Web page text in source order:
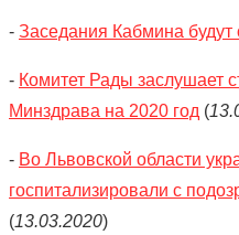
- Заседания Кабмина
- Комитет Рады заслушает
Минздрава на 2020 год (
- Во Львовской области
госпитализировали с
(13.03.2020)